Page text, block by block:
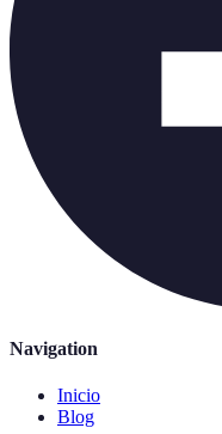
Navigation
Inicio
Blog